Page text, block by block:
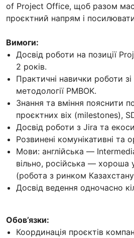
of Project Office, щоб разом
проєктний напрям і
Вимоги:
Досвід роботи на позиції
2 років.
Практичні навички роботи
методології PMBOK.
Знання та вміння пояснити
проєктних віх (milestones),
Досвід роботи з Jira та
Розвинені комунікативні та
Мови: англійська —
вільно, російська — хороша
(робота з ринком
Досвід ведення одночасно
Обов’язки:
Координація проєктів